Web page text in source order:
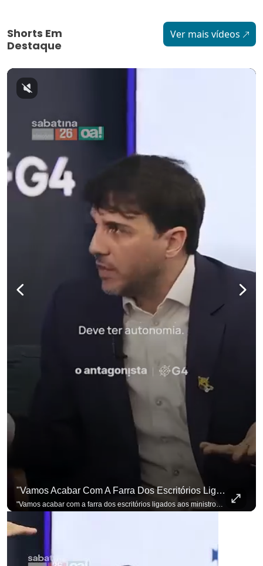
Shorts Em
Destaque
Ver mais vídeos
"Vamos Acabar Com A Farra Dos Escritórios Ligados Aos Ministros Do STF"
"Vamos acabar com a farra dos escritórios ligados aos ministros do STF". Essa foi a resposta de Renan Santos ao ser questionado sobre o Judiciário. Se você busca informação com credibilidade, inscreva-se agora e ative o
para não perder